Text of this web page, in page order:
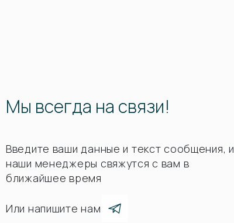
Мы всегда на связи!
Введите ваши данные и текст сообщения, и
наши менеджеры свяжутся с вам в
ближайшее время
Или напишите нам